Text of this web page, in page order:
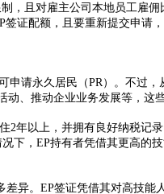
且对雇主公司本地员工雇
证配额，且要重新提交申请
永久居民（PR）。不过
、推动企业业务发展等，这
以上，并拥有良好纳税记
，EP持有者凭借其更高的
。EP签证凭借其对高技能